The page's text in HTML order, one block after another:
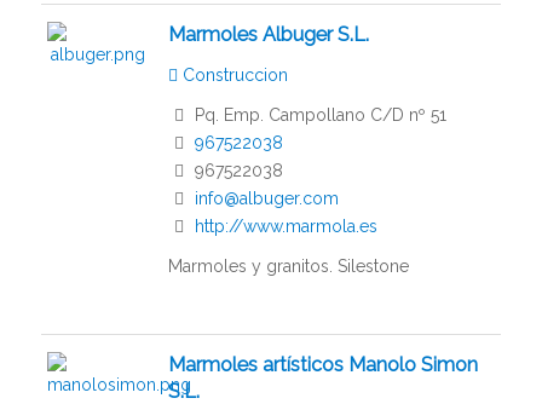
Marmoles Albuger S.L.
Construccion
Pq. Emp. Campollano C/D nº 51
967522038
967522038
info@albuger.com
http://www.marmola.es
Marmoles y granitos. Silestone
Marmoles artísticos Manolo Simon
S.L.